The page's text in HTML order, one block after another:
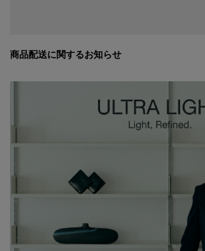
商品配送に関するお知らせ